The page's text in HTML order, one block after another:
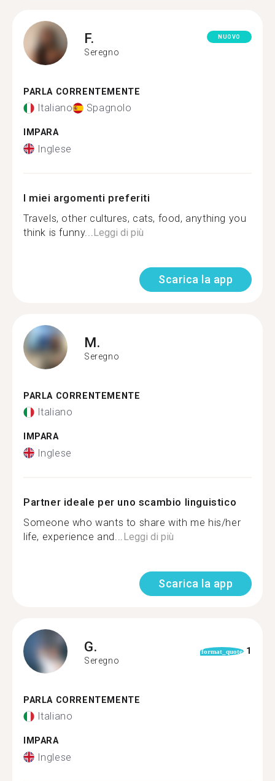
F.
Seregno
NUOVO
PARLA CORRENTEMENTE
Italiano Spagnolo
IMPARA
Inglese
I miei argomenti preferiti
Travels, other cultures, cats, food, anything you
think is funny... Leggi di più
Scarica la app
M.
Seregno
PARLA CORRENTEMENTE
Italiano
IMPARA
Inglese
Partner ideale per uno scambio linguistico
Someone who wants to share with me his/her
life, experience and... Leggi di più
Scarica la app
G.
Seregno
format_quote 1
PARLA CORRENTEMENTE
Italiano
IMPARA
Inglese